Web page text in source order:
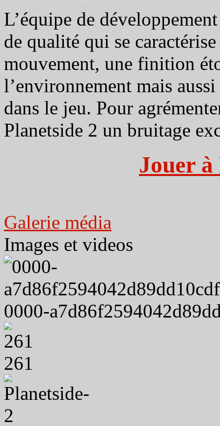
L’équipe de
de qualité qui se
mouvement, une finition
l’environnement mais
dans le jeu. Pour
Planetside 2 un bruitage
Jouer à
Galerie média
Images et videos
0000-
261